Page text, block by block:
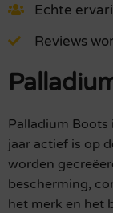
Echte
Reviews
Palladium Boots
jaar actief is op
worden
bescherming,
het merk en het